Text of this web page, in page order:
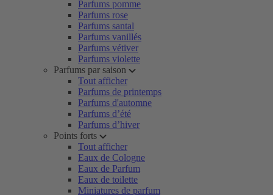
Parfums pomme
Parfums rose
Parfums santal
Parfums vanillés
Parfums vétiver
Parfums violette
Parfums par saison
Tout afficher
Parfums de printemps
Parfums d'automne
Parfums d’été
Parfums d’hiver
Points forts
Tout afficher
Eaux de Cologne
Eaux de Parfum
Eaux de toilette
Miniatures de parfum